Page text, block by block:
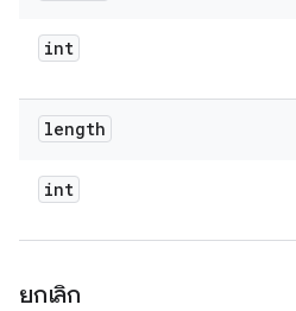
int
length
int
ยกเลิก